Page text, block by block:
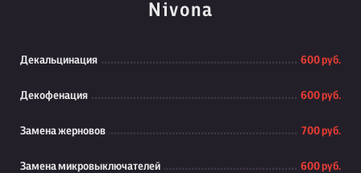
Nivona
Декальцинация 600 руб.
Декофенация 600 руб.
Замена жерновов 700 руб.
Замена микровыключателей 600 руб.